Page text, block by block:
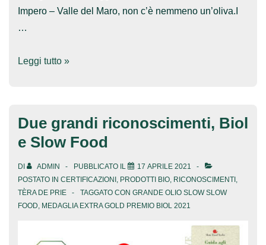
Impero – Valle del Maro, non c’è nemmeno un’oliva.I
…
Niente
Leggi tutto »
Due grandi riconoscimenti, Biol
e Slow Food
DI ADMIN PUBBLICATO IL
17 APRILE 2021
POSTATO IN CERTIFICAZIONI PRODOTTI BIO RICONOSCIMENTI
TÈRA DE PRIE
TAGGATO CON GRANDE OLIO SLOW SLOW
FOOD MEDAGLIA EXTRA GOLD PREMIO BIOL 2021